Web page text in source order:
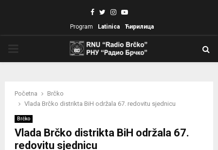
Facebook
TwitterInstagram
Youtube
Program Latinica Ћирилица
Početna
Brčko
Vlada Brčko distrikta BiH održala 67. redovitu sjednicu
Brčko
Vlada Brčko distrikta BiH održala 67.
redovitu sjednicu